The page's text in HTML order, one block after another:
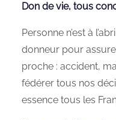
Don de vie, tous
Personne n’est à
donneur pour
proche : accident,
fédérer tous nos
essence tous les